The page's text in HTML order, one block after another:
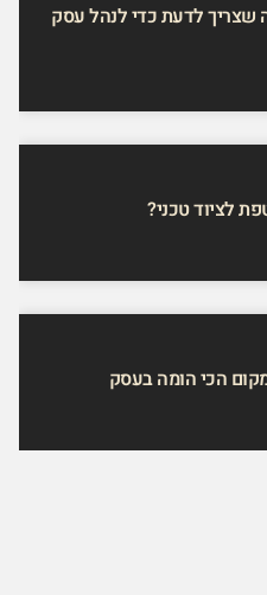
שצריך לדעת כדי לנהל עסק
לציוד טכני?
הכי הומה בעסק